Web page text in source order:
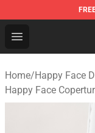
Open menu
Happy Face
Home/Happy Face
Happy Face